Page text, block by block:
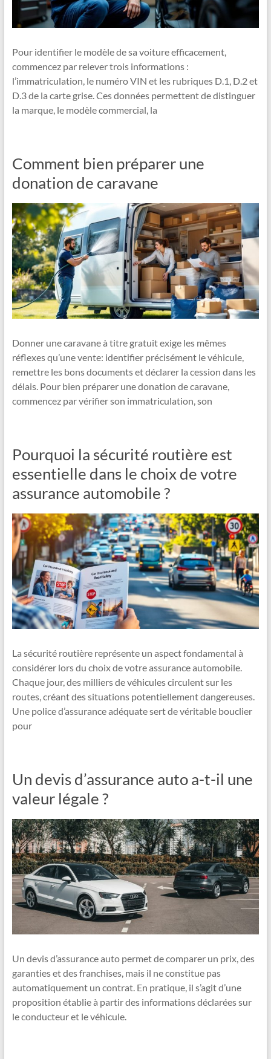
Pour identifier le modèle de sa voiture efficacement,
commencez par relever trois informations :
l’immatriculation, le numéro VIN et les rubriques D.1, D.2 et
D.3 de la carte grise. Ces données permettent de distinguer
la marque, le modèle commercial, la
Comment bien préparer une
donation de caravane
Donner une caravane à titre gratuit exige les mêmes
réflexes qu’une vente: identifier précisément le véhicule,
remettre les bons documents et déclarer la cession dans les
délais. Pour bien préparer une donation de caravane,
commencez par vérifier son immatriculation, son
Pourquoi la sécurité routière est
essentielle dans le choix de votre
assurance automobile ?
La sécurité routière représente un aspect fondamental à
considérer lors du choix de votre assurance automobile.
Chaque jour, des milliers de véhicules circulent sur les
routes, créant des situations potentiellement dangereuses.
Une police d’assurance adéquate sert de véritable bouclier
pour
Un devis d’assurance auto a-t-il une
valeur légale ?
Un devis d’assurance auto permet de comparer un prix, des
garanties et des franchises, mais il ne constitue pas
automatiquement un contrat. En pratique, il s’agit d’une
proposition établie à partir des informations déclarées sur
le conducteur et le véhicule.